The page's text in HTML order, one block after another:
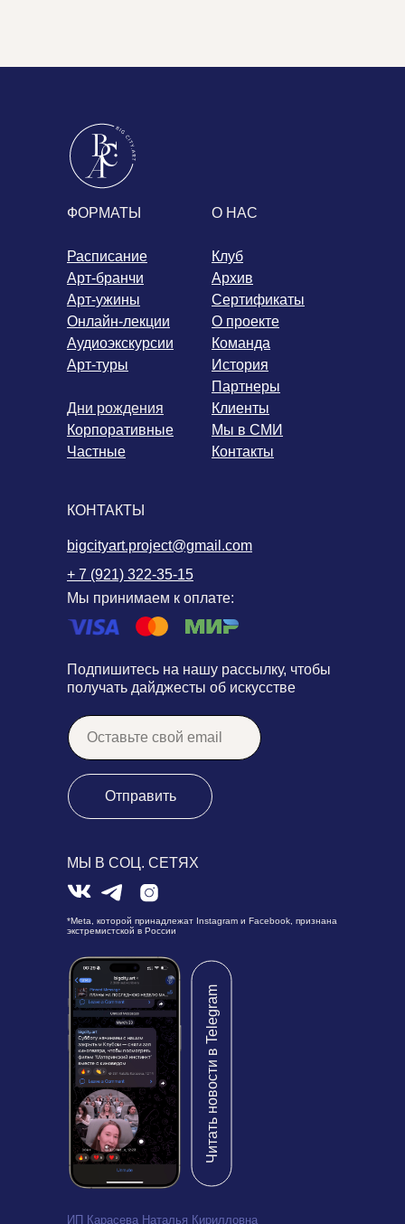
ФОРМАТЫ
Расписание
Арт-бранчи
Арт-ужины
Онлайн-лекции
Аудиоэкскурсии
Арт-туры
Дни рождения
Корпоративные
Частные
О НАС
Клуб
Архив
Сертификаты
О проекте
Команда
История
Партнеры
Клиенты
Мы в СМИ
Контакты
КОНТАКТЫ
bigcityart.project@gmail.com
+ 7 (921) 322-35-15
Мы принимаем к оплате:
МЫ В СОЦ. СЕТЯХ
Подпишитесь на нашу рассылку, чтобы
получать дайджесты об искусстве
Отправить
*Meta, которой принадлежат Instagram и Facebook, признана
экстремистской в России
ИП Карасева Наталья Кирилловна
Читать новости в Telegram